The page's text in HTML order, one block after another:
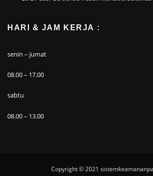
HARI & JAM KERJA :
senin – jumat
08.00 – 17.00
sabtu
08.00 – 13.00
Copyright © 2021